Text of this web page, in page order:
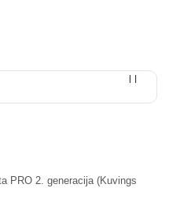
PRO 2. generacija (Kuvings